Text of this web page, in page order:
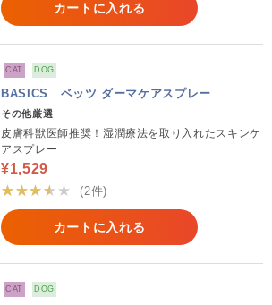
カートに入れる
CAT DOG
BASICS ベッツ ダーマケアスプレー
その他厳選
皮膚科獣医師推奨！湿潤療法を取り入れたスキンケ
アスプレー
¥1,529
★★★★★
(2件)
カートに入れる
CAT DOG